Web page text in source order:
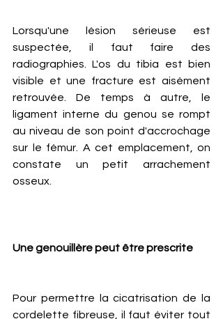
Lorsqu'une lésion sérieuse est
suspectée, il faut faire des
radiographies. L'os du tibia est bien
visible et une fracture est aisément
retrouvée. De temps à autre, le
ligament interne du genou se rompt
au niveau de son point d'accrochage
sur le fémur. A cet emplacement, on
constate un petit arrachement
osseux.
Une genouillère peut être prescrite
Pour permettre la cicatrisation de la
cordelette fibreuse, il faut éviter tout